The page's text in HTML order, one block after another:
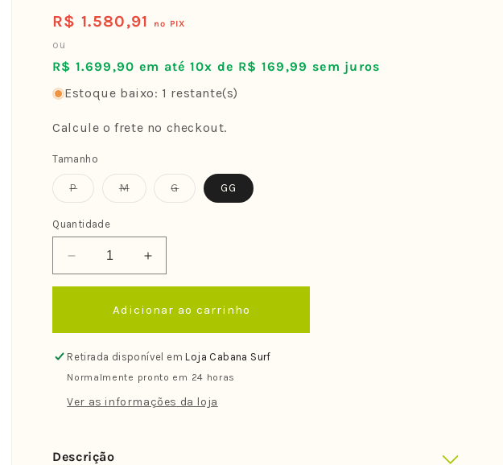
Preço
normal
R$ 1.580,91 no PIX
ou
R$ 1.699,90 em até 10x de R$ 169,99 sem juros
Estoque baixo: 1 restante(s)
Calcule o frete no checkout.
Tamanho
PVariante
indisponível
MVariante
GVariante
esgotada
GG
Quantidade
Diminuir
a
Short
Vissla
Seven
Seas
Aumentar
a
de
Short
Vissla
Seven
Seas
Adicionar ao carrinho
Retirada disponível emLoja Cabana Surf
Normalmente pronto em 24 horas
Ver as informações da loja
Descrição